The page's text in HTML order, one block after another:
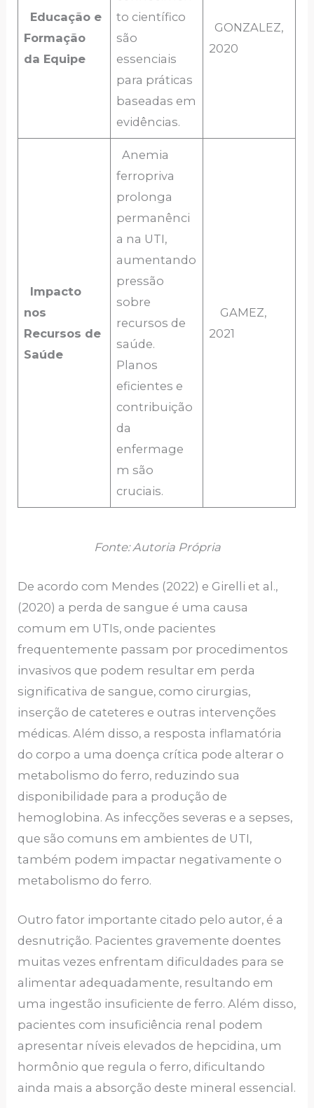
Educação e
Formação
da Equipe
to científico
são
essenciais
para práticas
baseadas em
evidências.
GONZALEZ,
2020
Impacto
nos
Recursos de
Saúde
Anemia
ferropriva
prolonga
permanênci
a na UTI,
aumentando
pressão
sobre
recursos de
saúde.
Planos
eficientes e
contribuição
da
enfermage
m são
cruciais.
GAMEZ,
2021
Fonte: Autoria Própria
De acordo com Mendes (2022) e Girelli et al.,
(2020) a perda de sangue é uma causa
comum em UTIs, onde pacientes
frequentemente passam por procedimentos
invasivos que podem resultar em perda
significativa de sangue, como cirurgias,
inserção de cateteres e outras intervenções
médicas. Além disso, a resposta inflamatória
do corpo a uma doença crítica pode alterar o
metabolismo do ferro, reduzindo sua
disponibilidade para a produção de
hemoglobina. As infecções severas e a sepses,
que são comuns em ambientes de UTI,
também podem impactar negativamente o
metabolismo do ferro.
Outro fator importante citado pelo autor, é a
desnutrição. Pacientes gravemente doentes
muitas vezes enfrentam dificuldades para se
alimentar adequadamente, resultando em
uma ingestão insuficiente de ferro. Além disso,
pacientes com insuficiência renal podem
apresentar níveis elevados de hepcidina, um
hormônio que regula o ferro, dificultando
ainda mais a absorção deste mineral essencial.